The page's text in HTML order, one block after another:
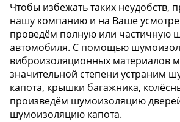
Чтобы избежать таких неудобств,
нашу компанию и на Ваше
проведём полную или частичную
автомобиля. С помощью
виброизоляционных материалов
значительной степени устраним
капота, крышки багажника,
произведём шумоизоляцию
шумоизоляцию капота.